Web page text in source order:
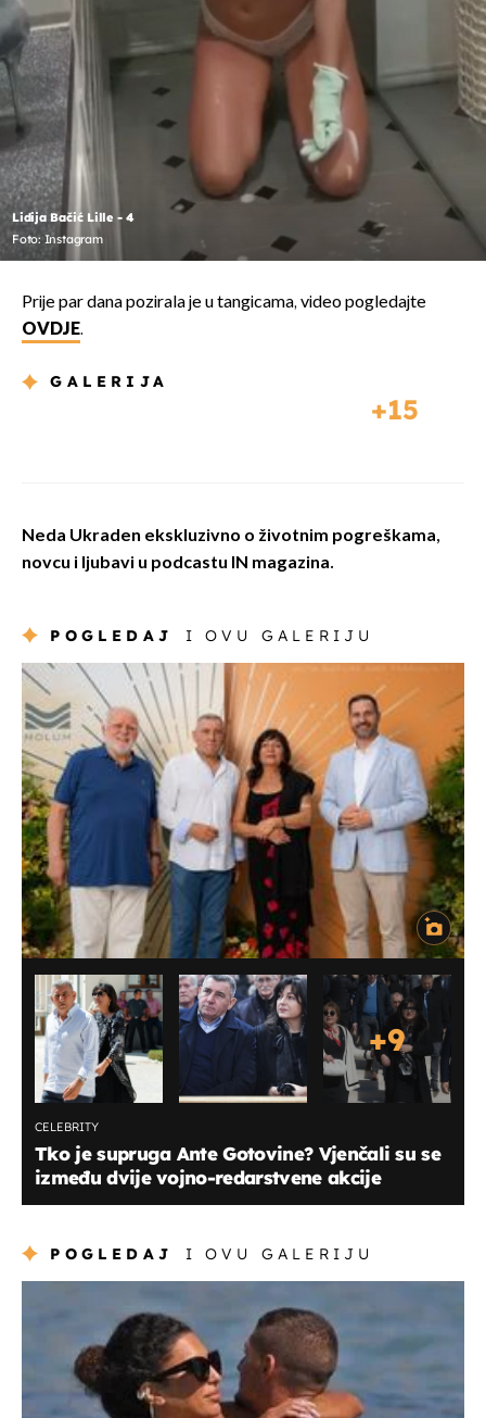
Lidija Bačić Lille - 4
Foto: Instagram
Prije par dana pozirala je u tangicama, video pogledajte
OVDJE.
GALERIJA
15
Neda Ukraden ekskluzivno o životnim pogreškama,
novcu i ljubavi u podcastu IN magazina.
POGLEDAJ I OVU GALERIJU
+9
CELEBRITY
Tko je supruga Ante Gotovine? Vjenčali su se
između dvije vojno-redarstvene akcije
POGLEDAJ I OVU GALERIJU